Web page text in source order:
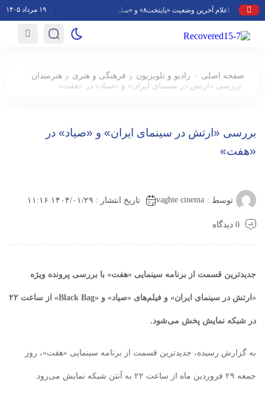
۱۹ مرداد ۱۴۰۵
صفحه اصلی > رادیو و تلویزیون و فرهنگی و هنری و هنرمندان :
بررسی «ارتش در سینمای ایران» و «صیاد» در «هفت»
بررسی «ارتش در سینمای ایران» و «صیاد» در
«هفت»
توسط : vaghte cinema تاریخ انتشار : ۱۴۰۴/۰۱/۲۹ ۱۱:۱۶
0 دیدگاه
جدیدترین قسمت از برنامه سینمایی «هفت» با بررسی پرونده ویژه
«ارتش در سینمای ایران» و فیلم‌های «صیاد» و «Black Bag» از ساعت ۲۲
در شبکه نمایش پخش می‌شود.
به گزارش رسیده، جدیدترین قسمت از برنامه سینمایی «هفت»، روز
جمعه ۲۹ فروردین ماه از ساعت ۲۲ به آنتن شبکه نمایش می‌رود.